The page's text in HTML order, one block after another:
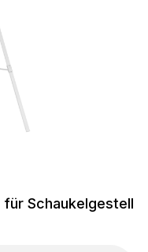
für Schaukelgestell